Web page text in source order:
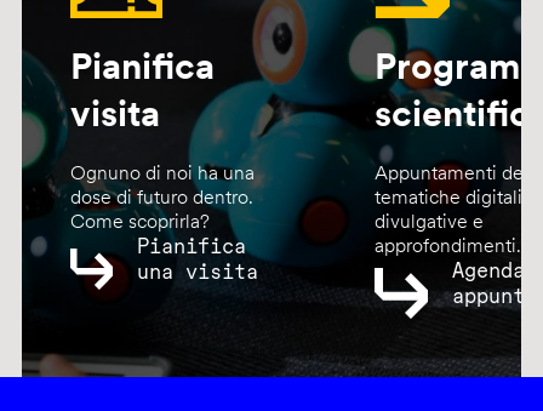
Pianifica
visita
Ognuno di noi ha una
dose di futuro dentro.
Come scoprirla?
Pianifica
una visita
Appuntamenti
tematiche digitali,
divulgative e
approfondimenti.
Agenda